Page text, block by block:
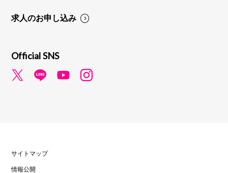
求人のお申し込み
Official SNS
サイトマップ
情報公開